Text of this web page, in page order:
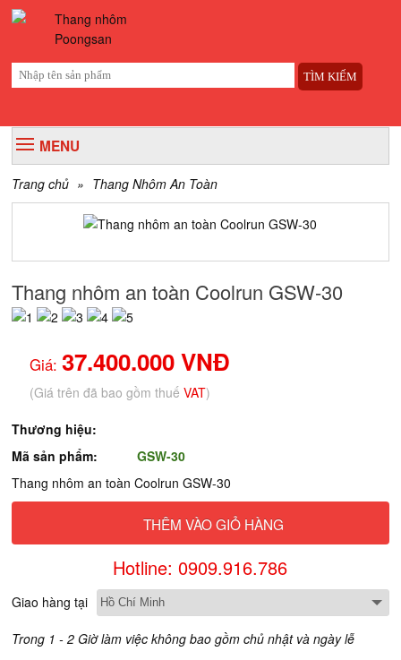
TÌM KIẾM
MENU
Trang chủ » Thang Nhôm An Toàn
Thang nhôm an toàn Coolrun GSW-30
Giá:37.400.000 VNĐ
(Giá trên đã bao gồm thuếVAT)
Thương hiệu:
Mã sản phẩm:
GSW-30
Thang nhôm an toàn Coolrun GSW-30
THÊM VÀO GIỎ HÀNG
Hotline: 0909.916.786
Giao hàng tại
Trong 1 - 2 Giờ làm việc không bao gồm chủ nhật và ngày lễ